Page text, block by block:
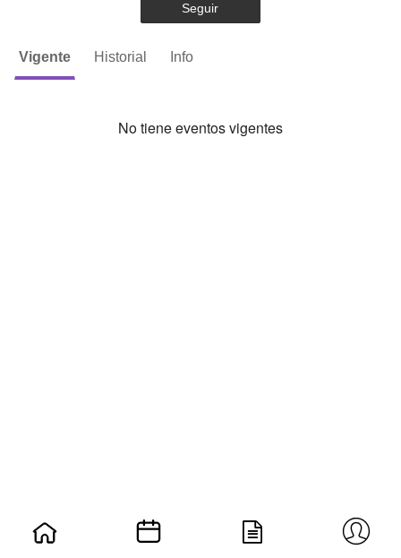
Seguir
Vigente Historial Info
No tiene eventos vigentes